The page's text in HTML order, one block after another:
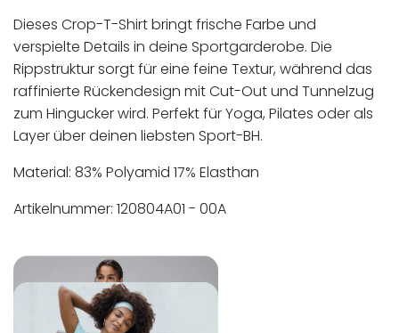
Dieses Crop-T-Shirt bringt frische Farbe und
verspielte Details in deine Sportgarderobe. Die
Rippstruktur sorgt für eine feine Textur, während das
raffinierte Rückendesign mit Cut-Out und Tunnelzug
zum Hingucker wird. Perfekt für Yoga, Pilates oder als
Layer über deinen liebsten Sport-BH.
Material: 83% Polyamid 17% Elasthan
Artikelnummer: 120804A01 - 00A
Maschinenwäsche bis 30°C
Nicht bleichen
Nicht bügeln
Nicht trocknergeeignet
In der EU niedergelassener verantwortlicher
Wirtschaftsakteur: